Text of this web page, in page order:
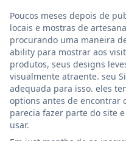
Poucos meses depois de
locais e mostras de
procurando uma maneira
ability para mostrar aos
produtos, seus designs
visualmente atraente. seu
adequada para isso. eles
options antes de encontrar
parecia fazer parte do site
usar.